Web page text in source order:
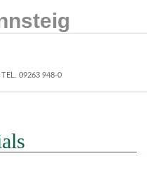
TEL. 09263 948-0